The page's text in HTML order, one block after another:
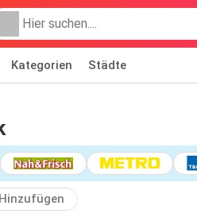
Kategorien Städte
Hinzufügen